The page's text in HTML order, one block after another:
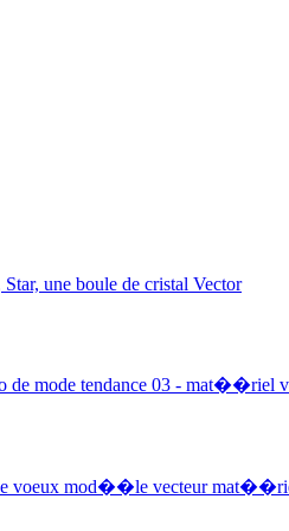
une boule de cristal Vector
mode tendance 03 - mat��riel
voeux mod��le vecteur